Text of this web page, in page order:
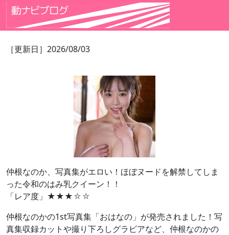
［更新日］2026/08/03
仲根なのか、写真集がエロい！ほぼヌードを解禁してしま
った令和のはみ乳クイーン！！
「レア度」★★★☆☆
仲根なのかの1st写真集「おはなの」が発売されました！写
真集収録カットや撮り下ろしグラビアなど、仲根なのかの